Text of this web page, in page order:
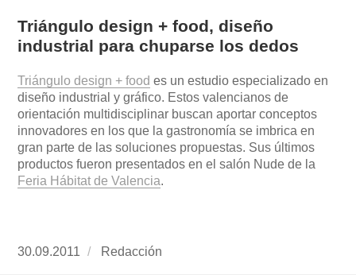
Triángulo design + food, diseño
industrial para chuparse los dedos
Triángulo design + food es un estudio especializado en
diseño industrial y gráfico. Estos valencianos de
orientación multidisciplinar buscan aportar conceptos
innovadores en los que la gastronomía se imbrica en
gran parte de las soluciones propuestas. Sus últimos
productos fueron presentados en el salón Nude de la
Feria Hábitat de Valencia.
Publicado
30.09.2011 https://www.experimenta.es/author/redaccion/
Redacción